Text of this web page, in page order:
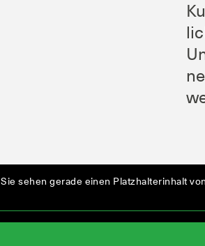
Sie sehen gera­de einen Platz­hal­ter­in­halt von